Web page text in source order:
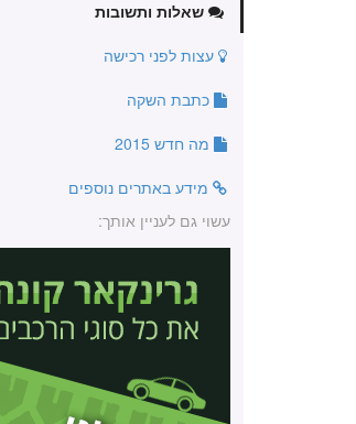
שאלות ותשובות
עצות לפני רכישה
כתבת השקה
מה חדש 2015
מידע באתרים נוספים
עשוי גם לעניין אותך: